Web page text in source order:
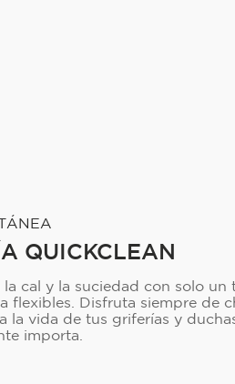
QUICKCLEAN
cal y la suciedad con solo un
flexibles. Disfruta siempre de
la vida de tus griferías y
importa.